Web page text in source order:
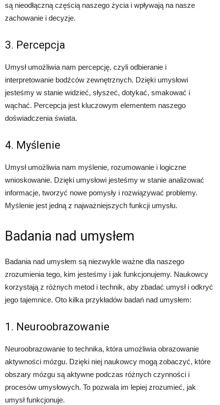
są nieodłączną częścią naszego życia i wpływają na nasze
zachowanie i decyzje.
3. Percepcja
Umysł umożliwia nam percepcję, czyli odbieranie i
interpretowanie bodźców zewnętrznych. Dzięki umysłowi
jesteśmy w stanie widzieć, słyszeć, dotykać, smakować i
wąchać. Percepcja jest kluczowym elementem naszego
doświadczenia świata.
4. Myślenie
Umysł umożliwia nam myślenie, rozumowanie i logiczne
wnioskowanie. Dzięki umysłowi jesteśmy w stanie analizować
informacje, tworzyć nowe pomysły i rozwiązywać problemy.
Myślenie jest jedną z najważniejszych funkcji umysłu.
Badania nad umysłem
Badania nad umysłem są niezwykle ważne dla naszego
zrozumienia tego, kim jesteśmy i jak funkcjonujemy. Naukowcy
korzystają z różnych metod i technik, aby zbadać umysł i odkryć
jego tajemnice. Oto kilka przykładów badań nad umysłem:
1. Neuroobrazowanie
Neuroobrazowanie to technika, która umożliwia obrazowanie
aktywności mózgu. Dzięki niej naukowcy mogą zobaczyć, które
obszary mózgu są aktywne podczas różnych czynności i
procesów umysłowych. To pozwala im lepiej zrozumieć, jak
umysł funkcjonuje.